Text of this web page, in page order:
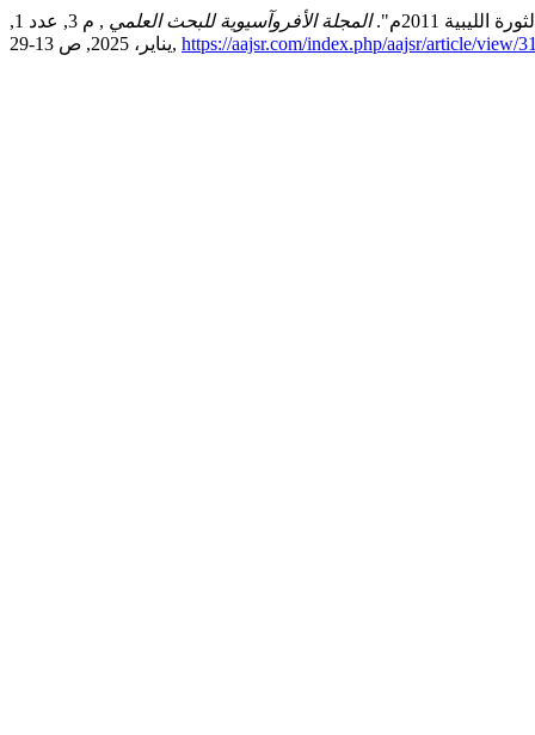
2011م". المجلة الأفروآسيوية للبحث العلمي
, م 3, عدد 1,
يناير، 2025, ص 13-29, https://aajsr.com/index.php/aajsr/article/view/